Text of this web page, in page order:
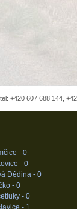
+420 607 688 144,
- 0
- 0
Dědina - 0
- 0
- 0
- 1